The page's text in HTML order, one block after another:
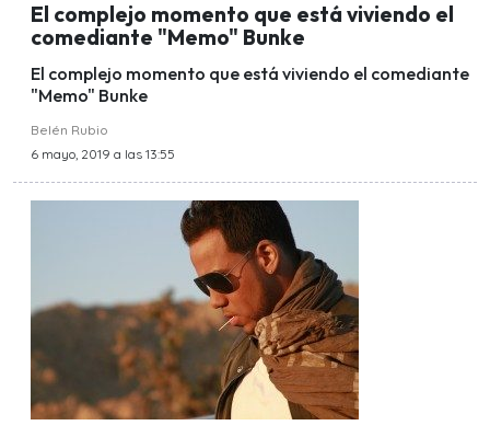
El complejo momento que está viviendo el
comediante "Memo" Bunke
El complejo momento que está viviendo el comediante
"Memo" Bunke
Belén Rubio
6 mayo, 2019 a las 13:55